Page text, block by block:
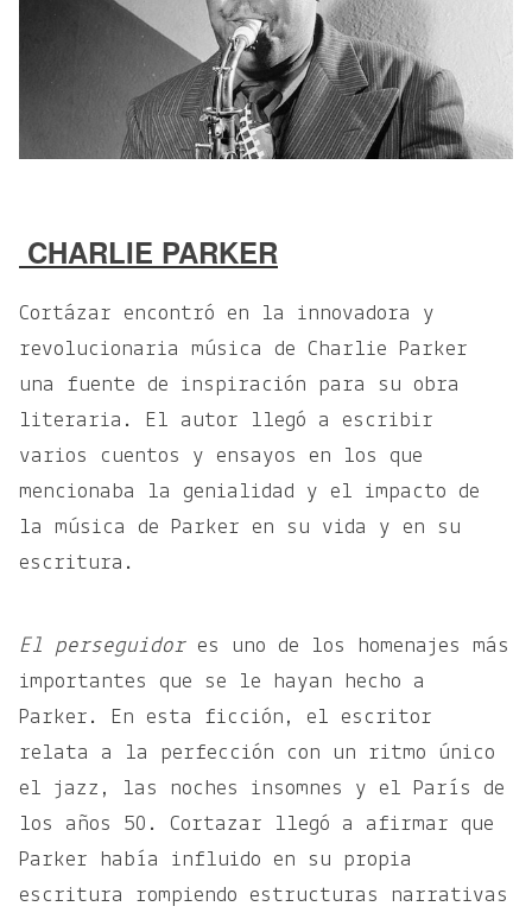
CHARLIE PARKER
Cortázar encontró en la innovadora y
revolucionaria música de Charlie Parker
una fuente de inspiración para su obra
literaria. El autor llegó a escribir
varios cuentos y ensayos en los que
mencionaba la genialidad y el impacto de
la música de Parker en su vida y en su
escritura.
El perseguidores uno de los homenajes más
importantes que se le hayan hecho a
Parker. En esta ficción, el escritor
relata a la perfección con un ritmo único
el jazz, las noches insomnes y el París de
los años 50. Cortazar llegó a afirmar que
Parker había influido en su propia
escritura rompiendo estructuras narrativas